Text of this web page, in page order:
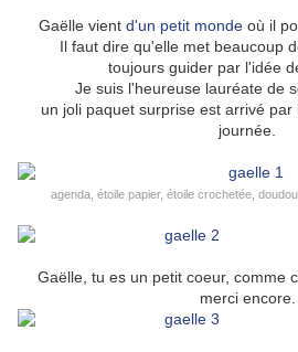
Gaëlle vient d'un petit monde où il
Il faut dire qu'elle met beaucoup
toujours guider par l'idée
Je suis l'heureuse lauréate de
un joli paquet surprise est arrivé
journée.
agenda, étoile papier, étoile crochetée,
Gaëlle, tu es un petit coeur, comme
merci encore.